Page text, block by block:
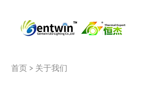
首页 > 关于我们